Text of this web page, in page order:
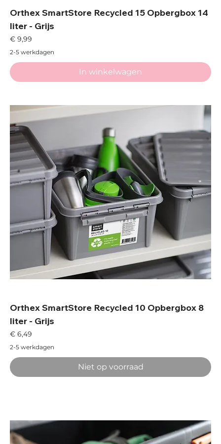
Orthex SmartStore Recycled 15 Opbergbox 14
liter - Grijs
Prijs
€ 9,99
2-5 werkdagen
In winkelwagen
Orthex SmartStore Recycled 10 Opbergbox 8
liter - Grijs
Prijs
€ 6,49
2-5 werkdagen
Niet op voorraad